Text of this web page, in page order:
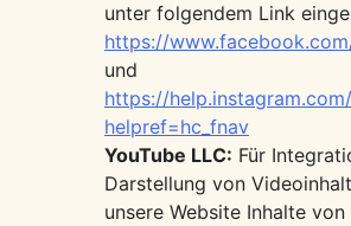
unter folgendem Link
https://
und
https://
helpref=hc_fnav
YouTube LLC: Für
Darstellung von
unsere Website Inhalte von